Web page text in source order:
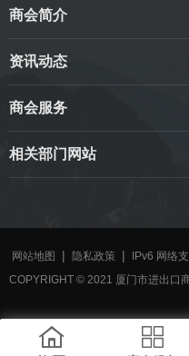
商会简介
资讯动态
商会服务
相关部门网站
网站地图 | 隐私政策 | IPv6 网络
COPYRIGHT © 2021 厦门市进出口